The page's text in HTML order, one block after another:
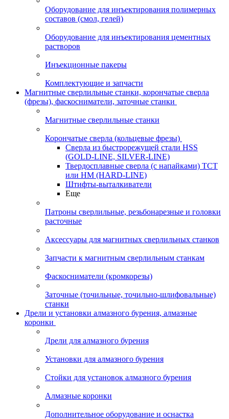
Оборудование для инъектирования полимерных
составов (смол, гелей)
Оборудование для инъектирования цементных
растворов
Инъекционные пакеры
Комплектующие и запчасти
Магнитные сверлильные станки, корончатые сверла
(фрезы), фаскосниматели, заточные станки
Магнитные сверлильные станки
Корончатые сверла (кольцевые фрезы)
Сверла из быстрорежущей стали HSS
(GOLD-LINE, SILVER-LINE)
Твердосплавные сверла (с напайками) ТСТ
или HM (HARD-LINE)
Штифты-выталкиватели
Еще
Патроны сверлильные, резьбонарезные и головки
расточные
Аксессуары для магнитных сверлильных станков
Запчасти к магнитным сверлильным станкам
Фаскосниматели (кромкорезы)
Заточные (точильные, точильно-шлифовальные)
станки
Дрели и установки алмазного бурения, алмазные
коронки
Дрели для алмазного бурения
Установки для алмазного бурения
Стойки для установок алмазного бурения
Алмазные коронки
Дополнительное оборудование и оснастка